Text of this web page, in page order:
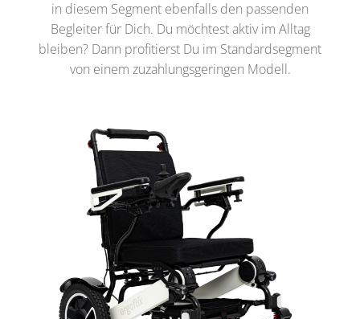
in diesem Segment ebenfalls den passenden
Begleiter für Dich. Du möchtest aktiv im Alltag
bleiben? Dann profitierst Du im Standardsegment
von einem zuzahlungsgeringen Modell.